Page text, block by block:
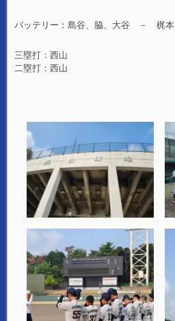
バッテリー：島谷、脇、大谷 － 梶本
三塁打：西山
二塁打：西山